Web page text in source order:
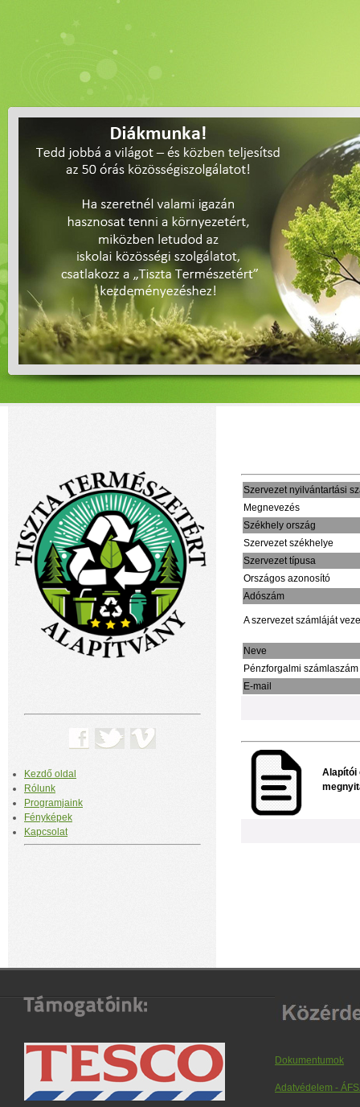
Szervezet nyilvántartási
Megnevezés
Székhely ország
Szervezet székhelye
Szervezet típusa
Országos azonosító
Adószám
A szervezet számláját
Neve
Pénzforgalmi számlaszám
E-mail
Alapítói
Kezdő oldal
Rólunk
Programjaink
Fényképek
Kapcsolat
Dokumentumok
Adatvédelem -